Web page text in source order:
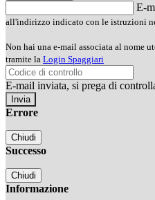
E-
all'indirizzo indicato con le istruzioni
Non hai una e-mail associata al nome
tramite la Login Spaggiari
E-mail inviata, si prega di
Errore
Chiudi
Successo
Chiudi
Informazione